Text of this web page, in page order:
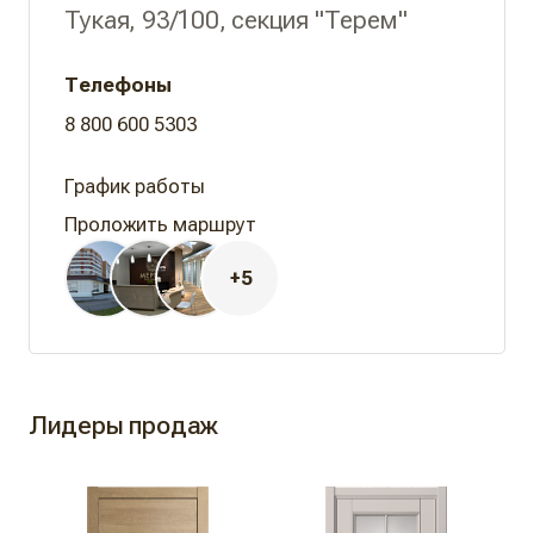
Тукая, 93/100, секция "Терем"
Телефоны
8 800 600 5303
Проложить маршрут
+5
Лидеры продаж